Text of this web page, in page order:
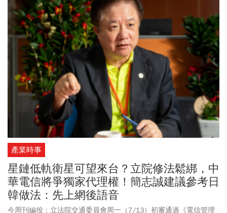
能夠當縣長、為嘉義做事就是我的福氣！」前總統蔡英文也出席力
挺，並強調嘉義從農業縣走向農工科技大縣，這是地方發展結合國
家戰略的重要案例。
產業時事
星鏈低軌衛星可望來台？立院修法鬆綁，中
華電信將爭獨家代理權！簡志誠建議參考日
韓做法：先上網後語音
今周刊編按：立法院交通委員會周一（7/13）初審通過《電信管理